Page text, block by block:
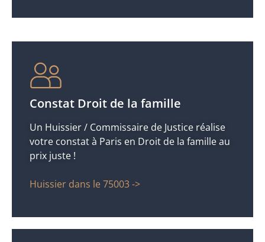
Constat Droit de la famille
Un Huissier / Commissaire de Justice réalise
votre constat à Paris en Droit de la famille au
prix juste !
Huissier dans le 75003 ->